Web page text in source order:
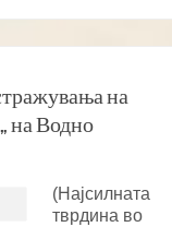
на
на Водно
(Најсилната
тврдина во